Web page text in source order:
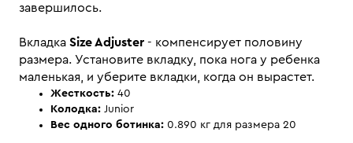
завершилось.
Вкладка Size Adjuster - компенсирует половину
размера. Установите вкладку, пока нога у ребенка
маленькая, и уберите вкладки, когда он вырастет.
Жесткость: 40
Колодка: Junior
Вес одного ботинка: 0.890 кг для размера 20